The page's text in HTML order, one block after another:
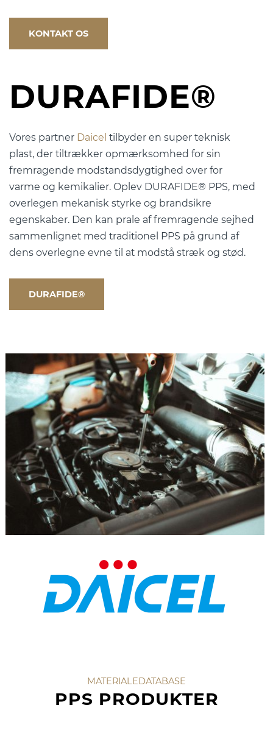
KONTAKT OS
DURAFIDE®
Vores partner Daicel tilbyder en super teknisk
plast, der tiltrækker opmærksomhed for sin
fremragende modstandsdygtighed over for
varme og kemikalier. Oplev DURAFIDE® PPS, med
overlegen mekanisk styrke og brandsikre
egenskaber. Den kan prale af fremragende sejhed
sammenlignet med traditionel PPS på grund af
dens overlegne evne til at modstå stræk og stød.
DURAFIDE®
MATERIALEDATABASE
PPS PRODUKTER